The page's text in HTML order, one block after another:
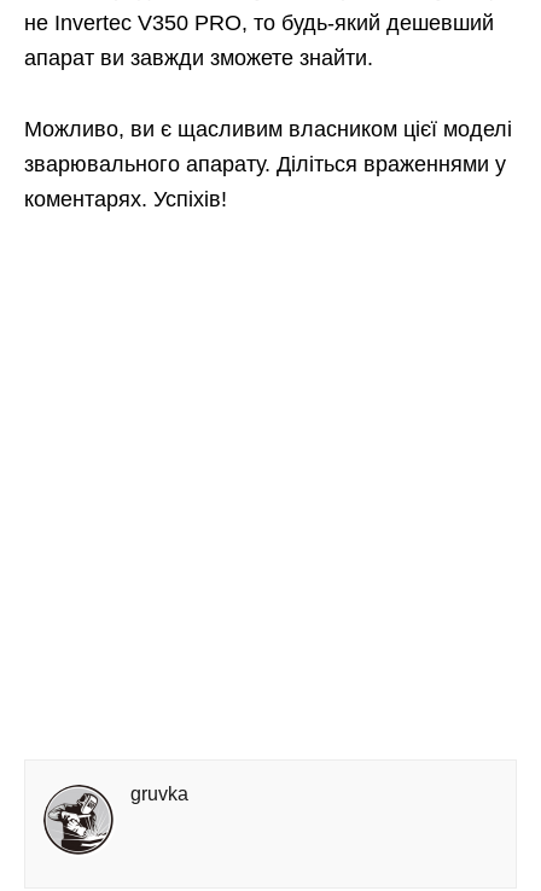
не Invertec V350 PRO, то будь-який дешевший
апарат ви завжди зможете знайти.
Можливо, ви є щасливим власником цієї моделі
зварювального апарату. Діліться враженнями у
коментарях. Успіхів!
gruvka